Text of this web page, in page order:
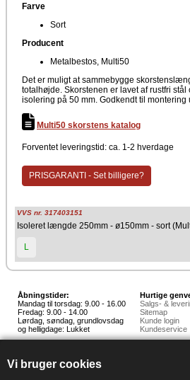
Vi bruger cookies
Farve
Sort
Producent
Metalbestos, Multi50
Det er muligt at sammebygge
totalhøjde. Skorstenen er lavet af rustfri stål
isolering på 50 mm. Godkendt til montering
Multi50 skorstens katalog
Forventet leveringstid: ca. 1-2 hverdage
PRISGARANTI - Set billigere?
VVS nr. 317403151
Isoleret længde 250mm - ø150mm - sort
L
Åbningstider:
Mandag til torsdag: 9.00 - 16.00
Fredag: 9.00 - 14.00
Lørdag, søndag, grundlovsdag
og helligdage: Lukket
Hurtige
Salgs- &
Sitemap
Kunde login
Kundeservice
Hunnerupvej 3, 6920 Videbæk
E-mail:salg@hedestoker.dk